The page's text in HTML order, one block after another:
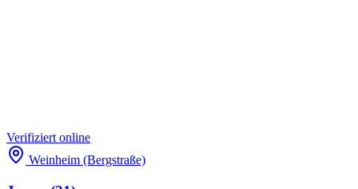
Verifiziert online
Weinheim (Bergstraße)